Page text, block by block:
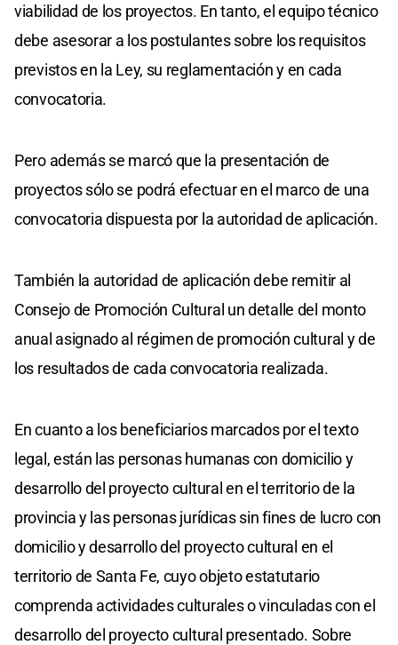
viabilidad de los proyectos. En tanto, el equipo técnico
debe asesorar a los postulantes sobre los requisitos
previstos en la Ley, su reglamentación y en cada
convocatoria.
Pero además se marcó que la presentación de
proyectos sólo se podrá efectuar en el marco de una
convocatoria dispuesta por la autoridad de aplicación.
También la autoridad de aplicación debe remitir al
Consejo de Promoción Cultural un detalle del monto
anual asignado al régimen de promoción cultural y de
los resultados de cada convocatoria realizada.
En cuanto a los beneficiarios marcados por el texto
legal, están las personas humanas con domicilio y
desarrollo del proyecto cultural en el territorio de la
provincia y las personas jurídicas sin fines de lucro con
domicilio y desarrollo del proyecto cultural en el
territorio de Santa Fe, cuyo objeto estatutario
comprenda actividades culturales o vinculadas con el
desarrollo del proyecto cultural presentado. Sobre